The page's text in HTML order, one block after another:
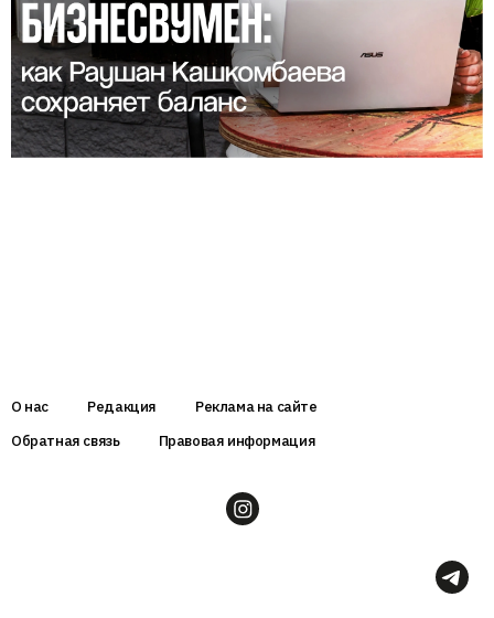
О нас Редакция
Реклама на сайте
Обратная связь
Правовая информация